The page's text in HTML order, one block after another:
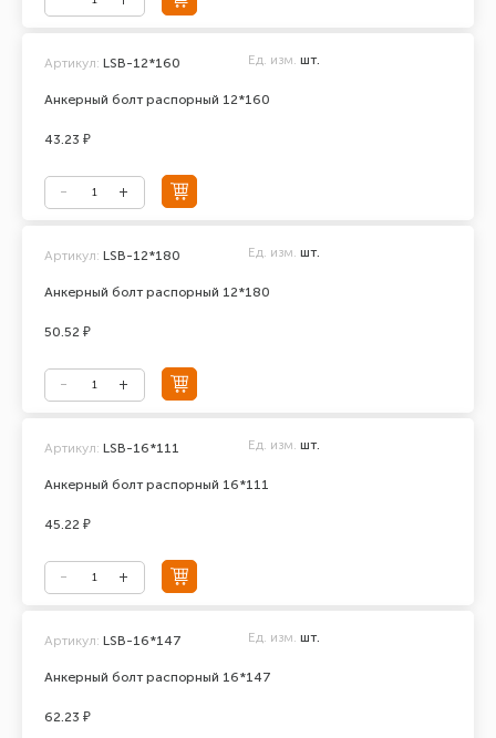
Анкерный болт распорный 12*160
Артикул: LSB-12*160 Ед. изм. шт.
43.23 ₽
Анкерный болт распорный 12*180
Артикул: LSB-12*180 Ед. изм. шт.
50.52 ₽
Анкерный болт распорный 16*111
Артикул: LSB-16*111 Ед. изм. шт.
45.22 ₽
Анкерный болт распорный 16*147
Артикул: LSB-16*147 Ед. изм. шт.
62.23 ₽